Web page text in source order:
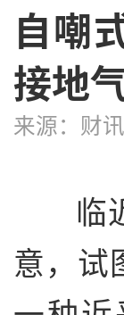
自嘲
接地
来源：财
临
意，试